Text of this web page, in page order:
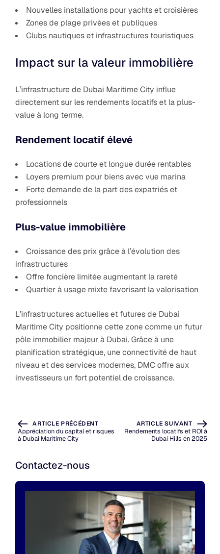
Nouvelles installations pour yachts et croisières
Zones de plage privées et publiques
Clubs nautiques et infrastructures touristiques
Impact sur la valeur immobilière
L’infrastructure de Dubai Maritime City influe
directement sur les rendements locatifs et la plus-
value à long terme.
Rendement locatif élevé
Locations de courte et longue durée rentables
Loyers premium pour biens avec vue marina
Forte demande de la part des expatriés et
professionnels
Plus-value immobilière
Croissance des prix grâce à l’évolution des
infrastructures
Offre foncière limitée augmentant la rareté
Quartier à usage mixte favorisant la valorisation
L’infrastructures actuelles et futures de Dubai
Maritime City positionne cette zone comme un futur
pôle immobilier majeur à Dubai. Grâce à une
planification stratégique, une connectivité de haut
niveau et des services modernes, DMC offre aux
investisseurs un fort potentiel de croissance.
ARTICLE PRÉCÉDENT
Appréciation du capital et risques
à Dubai Maritime City
ARTICLE SUIVANT
Rendements locatifs et ROI à
Dubai Hills en 2025
Contactez-nous